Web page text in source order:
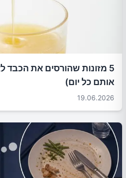
5 מזונות שהורסים את הכבד
אותם כל יום)
19.06.2026